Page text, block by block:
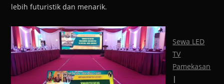
lebih futuristik dan menarik.
Sewa LED
TV
Pamekasan
|